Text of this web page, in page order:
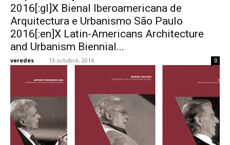
2016[:gl]X Bienal Iberoamericana de
Arquitectura e Urbanismo São Paulo
2016[:en]X Latin-Americans Architecture
and Urbanism Biennial...
veredes - 13 octubre, 2016 0